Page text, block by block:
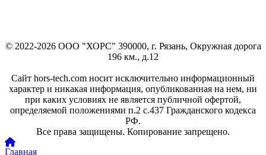
© 2022-2026 ООО "ХОРС" 390000, г. Рязань, Окружная дорога
196 км., д.12
Сайт hors-tech.com носит исключительно информационный
характер и никакая информация, опубликованная на нем, ни
при каких условиях не является публичной офертой,
определяемой положениями п.2 с.437 Гражданского кодекса
РФ.
Все права защищены. Копирование запрещено.
Главная